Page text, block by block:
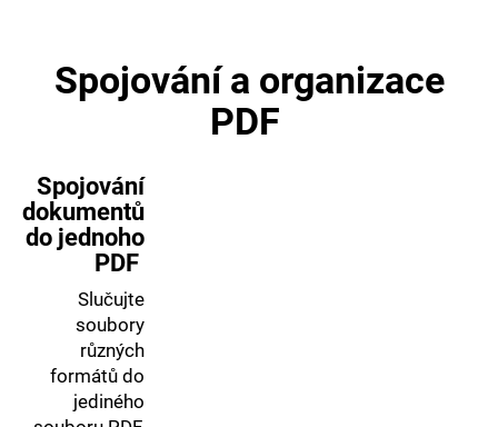
Spojování a organizace
PDF
Spojování
dokumentů
do jednoho
PDF
Slučujte
soubory
různých
formátů do
jediného